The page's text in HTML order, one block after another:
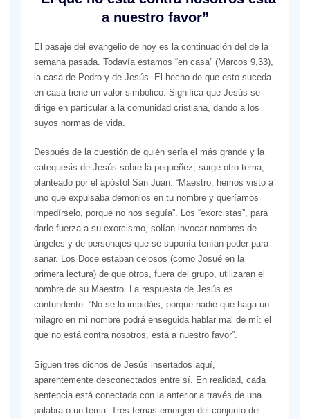
a nuestro favor”
El pasaje del evangelio de hoy es la continuación del de la
semana pasada. Todavía estamos “en casa” (Marcos 9,33),
la casa de Pedro y de Jesús. El hecho de que esto suceda
en casa tiene un valor simbólico. Significa que Jesús se
dirige en particular a la comunidad cristiana, dando a los
suyos normas de vida.
Después de la cuestión de quién sería el más grande y la
catequesis de Jesús sobre la pequeñez, surge otro tema,
planteado por el apóstol San Juan: “Maestro, hemos visto a
uno que expulsaba demonios en tu nombre y queríamos
impedírselo, porque no nos seguía”. Los “exorcistas”, para
darle fuerza a su exorcismo, solían invocar nombres de
ángeles y de personajes que se suponía tenían poder para
sanar. Los Doce estaban celosos (como Josué en la
primera lectura) de que otros, fuera del grupo, utilizaran el
nombre de su Maestro. La respuesta de Jesús es
contundente: “No se lo impidáis, porque nadie que haga un
milagro en mi nombre podrá enseguida hablar mal de mí: el
que no está contra nosotros, está a nuestro favor”.
Siguen tres dichos de Jesús insertados aquí,
aparentemente desconectados entre sí. En realidad, cada
sentencia está conectada con la anterior a través de una
palabra o un tema. Tres temas emergen del conjunto del